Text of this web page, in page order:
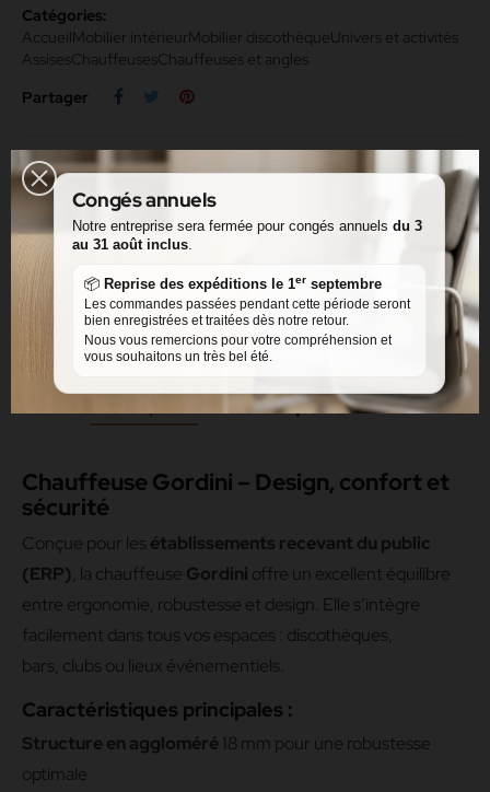
Catégories:
AccueilMobilier intérieur Mobilier discothèqueUnivers et activités
AssisesChauffeusesChauffeuses et angles
Partager
Facebook Messenger
Message via le formulaire de contact
Détails du produitAvis
Chauffeuse Gordini – Design, confort et
sécurité
Conçue pour les établissements recevant du public
(ERP) , la chauffeuse Gordini offre un excellent équilibre
entre ergonomie, robustesse et design. Elle s’intègre
facilement dans tous vos espaces : discothèques,
bars, clubs ou lieux événementiels.
Caractéristiques principales :
Structure en aggloméré 18 mm pour une robustesse
optimale
Congés annuels
Notre entreprise sera fermée pour congés annuels du 3
au 31 août inclus.
📦 Reprise des expéditions le 1erseptembre
Les commandes passées pendant cette période seront
bien enregistrées et traitées dès notre retour.
Nous vous remercions pour votre compréhension et
vous souhaitons un très bel été.